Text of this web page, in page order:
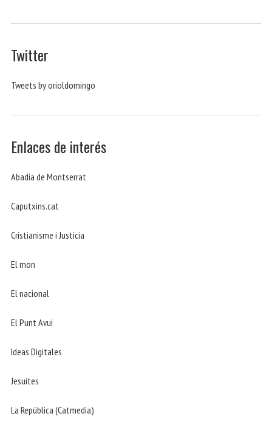
Twitter
Tweets by orioldomingo
Enlaces de interés
Abadia de Montserrat
Caputxins.cat
Cristianisme i Justicia
El mon
El nacional
El Punt Avui
Ideas Digitales
Jesuites
La República (Catmedia)